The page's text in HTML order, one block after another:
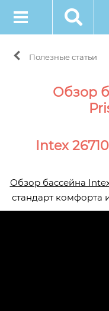
Полезные статьи
Обзор
Intex
Обзор бассейна
стандарт комфорта